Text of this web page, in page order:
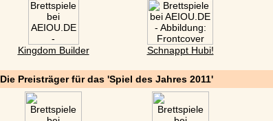
Kingdom Builder Schnappt Hubi!
Die Preisträger für das 'Spiel des Jahres 2011'